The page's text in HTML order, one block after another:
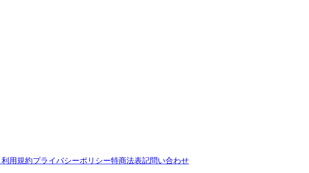
利用規約プライバシーポリシー特商法表記問い合わせ